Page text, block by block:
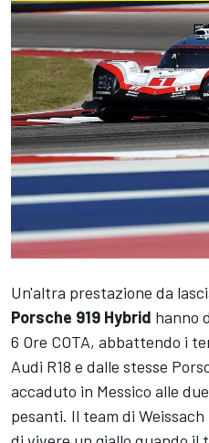
Un'altra prestazione da
Porsche 919 Hybrid hanno
6 Ore COTA, abbattendo i
Audi R18 e dalle stesse
accaduto in Messico alle
pesanti. Il team di